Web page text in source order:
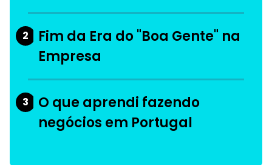
2
Fim da Era do "Boa Gente" na
Empresa
3
O que aprendi fazendo
negócios em Portugal